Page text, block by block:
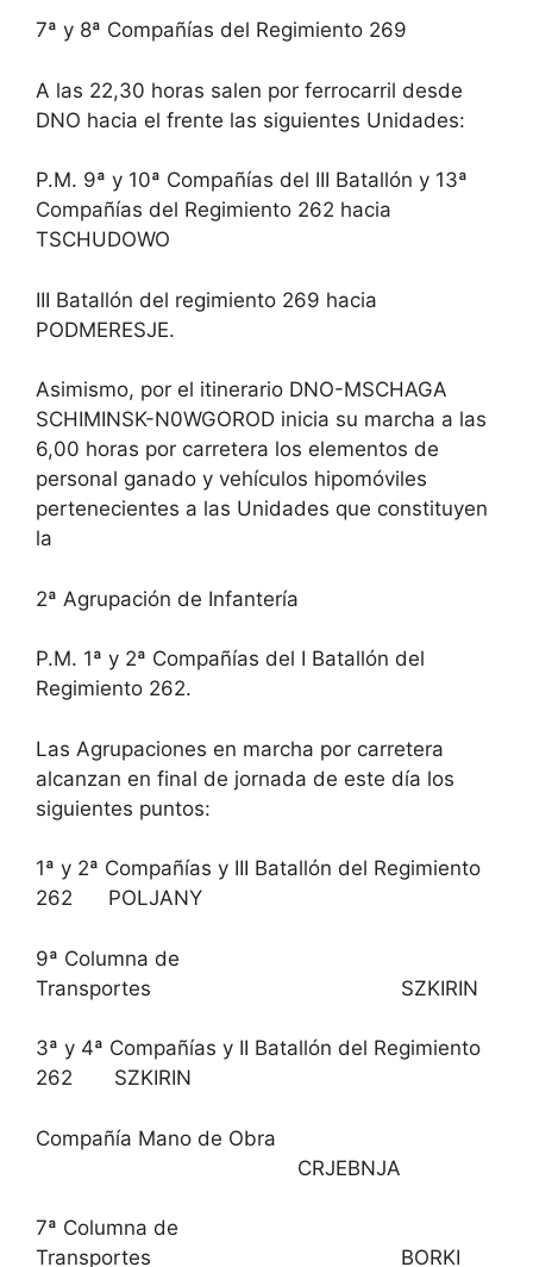
7ª y 8ª Compañías del Regimiento 269
A las 22,30 horas salen por ferrocarril desde
DNO hacia el frente las siguientes Unidades:
P.M. 9ª y 10ª Compañías del III Batallón y 13ª
Compañías del Regimiento 262 hacia
TSCHUDOWO
III Batallón del regimiento 269 hacia
PODMERESJE.
Asimismo, por el itinerario DNO-MSCHAGA
SCHIMINSK-N0WGOROD inicia su marcha a las
6,00 horas por carretera los elementos de
personal ganado y vehículos hipomóviles
pertenecientes a las Unidades que constituyen
la
2ª Agrupación de Infantería
P.M. 1ª y 2ª Compañías del I Batallón del
Regimiento 262.
Las Agrupaciones en marcha por carretera
alcanzan en final de jornada de este día los
siguientes puntos:
1ª y 2ª Compañías y III Batallón del Regimiento
262 POLJANY
9ª Columna de
Transportes SZKIRIN
3ª y 4ª Compañías y II Batallón del Regimiento
262 SZKIRIN
Compañía Mano de Obra
CRJEBNJA
7ª Columna de
Transportes BORKI